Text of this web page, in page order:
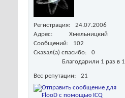
Регистрация
24.07.2006
Адрес
Хмельницкий
Сообщений
102
Сказал(а) спасибо
0
Благодарили 1 раз в 1
Вес репутации 21